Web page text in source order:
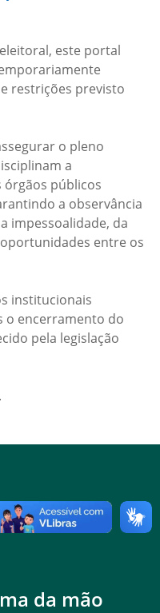
este portal
restrições previsto
o pleno
a
públicos
a observância
impessoalidade, da
entre os
institucionais
o encerramento do
pela legislação
da mão